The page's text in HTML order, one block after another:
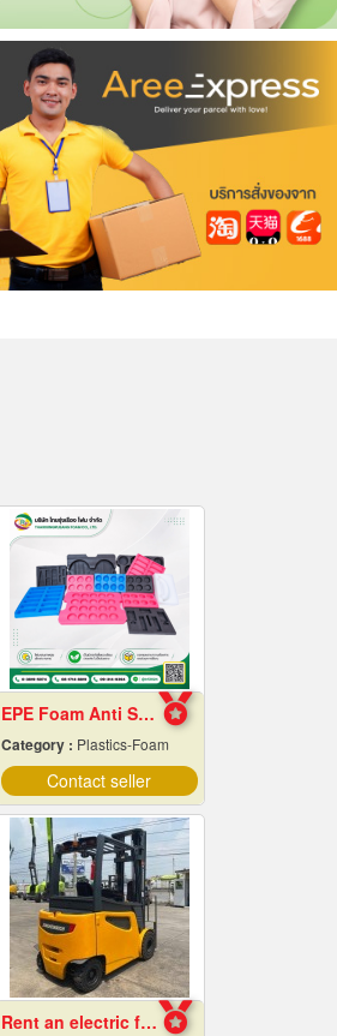
EPE Foam Anti Static
Category : Plastics-Foam
Contact seller
Rent an electric forklift Samut Prakan